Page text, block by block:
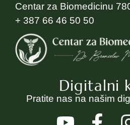
Centar za Biomedicinu
+ 387 66 46 50 50
Digitalni
Pratite nas na našim